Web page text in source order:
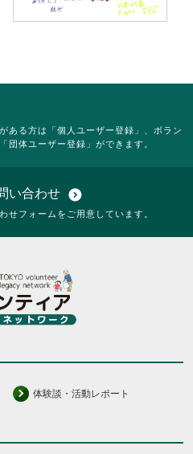
ある方は「個人ユーザー登録」、ボラン
団体ユーザー登録」ができます。
い合わせ expand_circle_down
せフォームをご用意しています。
体験談・活動レポート